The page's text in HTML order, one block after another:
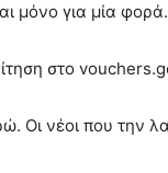
μόνο για μία φορά.
στο
Οι νέοι που